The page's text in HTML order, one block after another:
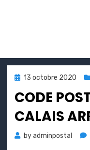
Posted
13 octobre 2020
CODE
CALAIS
byadminpostal